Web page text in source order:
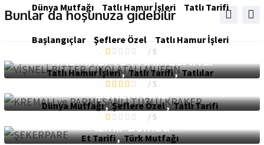
Bunlar da hoşunuza gidebilir
Dünya Mutfağı Tatlı Hamur İşleri Tatlı Tarifi
VİŞNELİ BİTTER ÇİKOLATALI
/ 5
Başlangıçlar Şeflere Özel Tatlı Hamur İşleri
KREMALI ve PARMESANLI
4/ 5
Tatlı Hamur İşleri,Tatlı Tarifi,Tatlılar
ŞEKERPARE
/ 5
Dünya Mutfağı,Şeflere Özel,Tatlı Tarifi
İzmir bomba
Et Tarifi,Türk Mutfağı